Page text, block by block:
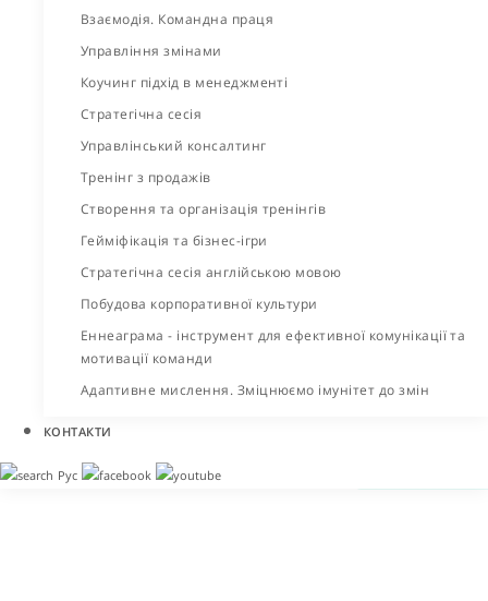
Взаємодія. Командна праця
Управління змінами
Коучинг підхід в менеджменті
Стратегічна сесія
Управлінський консалтинг
Тренінг з продажів
Створення та організація тренінгів
Гейміфікація та бізнес-ігри
Стратегічна сесія англійською мовою
Побудова корпоративної культури
Еннеаграма - інструмент для ефективної комунікації та
мотивації команди
Адаптивне мислення. Зміцнюємо імунітет до змін
КОНТАКТИ
Рус